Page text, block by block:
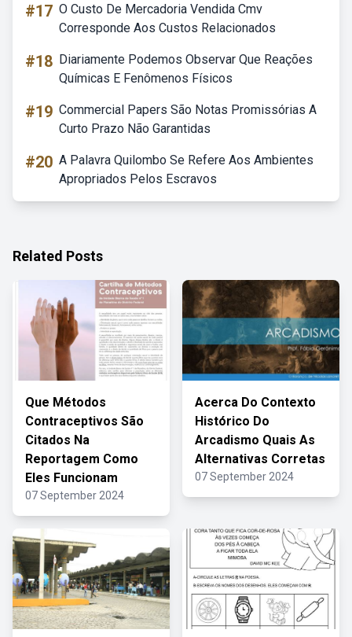
#17 O Custo De Mercadoria Vendida Cmv
Corresponde Aos Custos Relacionados
#18 Diariamente Podemos Observar Que Reações
Químicas E Fenômenos Físicos
#19 Commercial Papers São Notas Promissórias A
Curto Prazo Não Garantidas
#20 A Palavra Quilombo Se Refere Aos Ambientes
Apropriados Pelos Escravos
Related Posts
Que Métodos
Contraceptivos São
Citados Na
Reportagem Como
Eles Funcionam
07 September 2024
Acerca Do Contexto
Histórico Do
Arcadismo Quais As
Alternativas Corretas
07 September 2024